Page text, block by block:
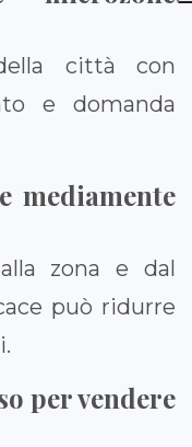
città con
e domanda
mediamente
zona e dal
può ridurre
per vendere